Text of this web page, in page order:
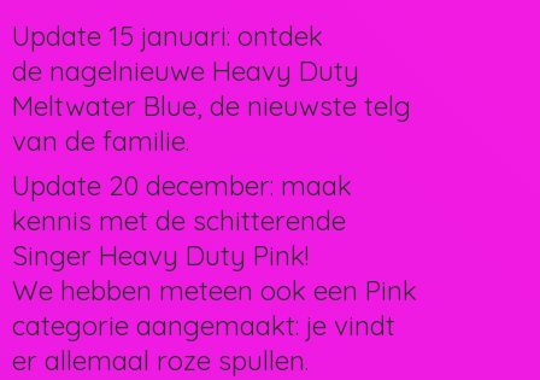
Update 15 januari: ontdek
de nagelnieuwe Heavy Duty
Meltwater Blue, de nieuwste telg
van de familie.
Update 20 december: maak
kennis met de schitterende
Singer Heavy Duty Pink!
We hebben meteen ook een Pink
categorie aangemaakt: je vindt
er allemaal roze spullen.